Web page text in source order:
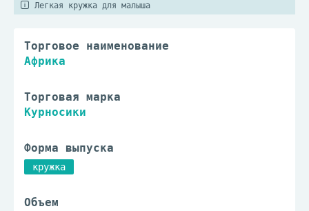
Легкая кружка для малыша
Торговое наименование
Африка
Торговая марка
Курносики
Форма выпуска
кружка
Объем